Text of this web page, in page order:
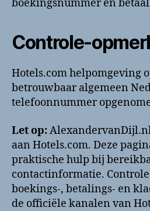
boekingsnummer en
Controle-
Hotels.com helpomgeving
betrouwbaar algemeen
telefoonnummer
Let op:
aan Hotels.com. Deze
praktische hulp bij
contactinformatie.
boekings-, betalings- en
de officiële kanalen van